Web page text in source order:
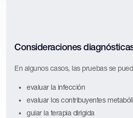
Consideraciones
En algunos casos, las pruebas se
evaluar la infección
evaluar los contribuyentes
guiar la terapia dirigida